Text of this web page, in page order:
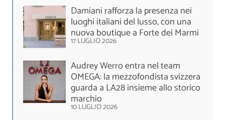
Damiani rafforza la presenza nei
luoghi italiani del lusso, con una
nuova boutique a Forte dei Marmi
17 LUGLIO 2026
Audrey Werro entra nel team
OMEGA: la mezzofondista svizzera
guarda a LA28 insieme allo storico
marchio
10 LUGLIO 2026